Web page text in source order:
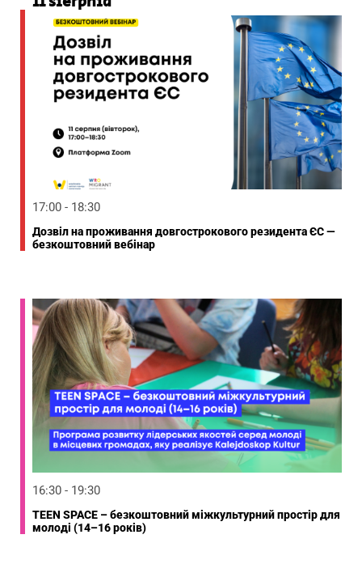
17:00 - 18:30
Дозвіл на проживання довгострокового резидента ЄС —
безкоштовний вебінар
16:30 - 19:30
TEEN SPACE – безкоштовний міжкультурний простір для
молоді (14–16 років)